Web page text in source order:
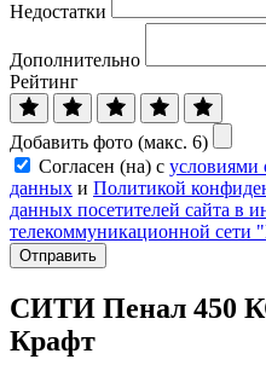
Недостатки
Дополнительно
Рейтинг
Добавить фото (макс. 6)
Согласен (на) с условиями
данных и Политикой
данных посетителей сайта в
телекоммуникационной сети
Отправить
СИТИ Пенал 450
Крафт